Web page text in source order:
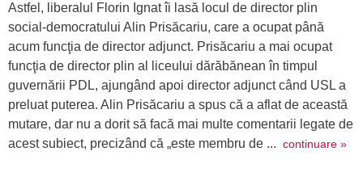
Astfel, liberalul Florin Ignat îi lasă locul de director plin
social-democratului Alin Prisăcariu, care a ocupat până
acum funcţia de director adjunct. Prisăcariu a mai ocupat
funcţia de director plin al liceului dărăbănean în timpul
guvernării PDL, ajungând apoi director adjunct când USL a
preluat puterea. Alin Prisăcariu a spus că a aflat de această
mutare, dar nu a dorit să facă mai multe comentarii legate de
acest subiect, precizând că „este membru de ... continuare »